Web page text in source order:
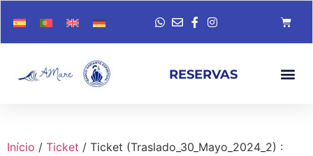
RESERVAS
Início / Ticket / Ticket (Traslado_30_Mayo_2024_2) :